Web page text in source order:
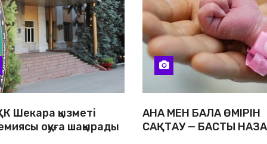
Шекара қызметі
оқуға шақырады
АНА МЕН БАЛА ӨМІРІН
САҚТАУ — БАСТЫ